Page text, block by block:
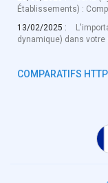
Établissements) :
13/02/2025 :
dynamique) dans
COMPARATIFS